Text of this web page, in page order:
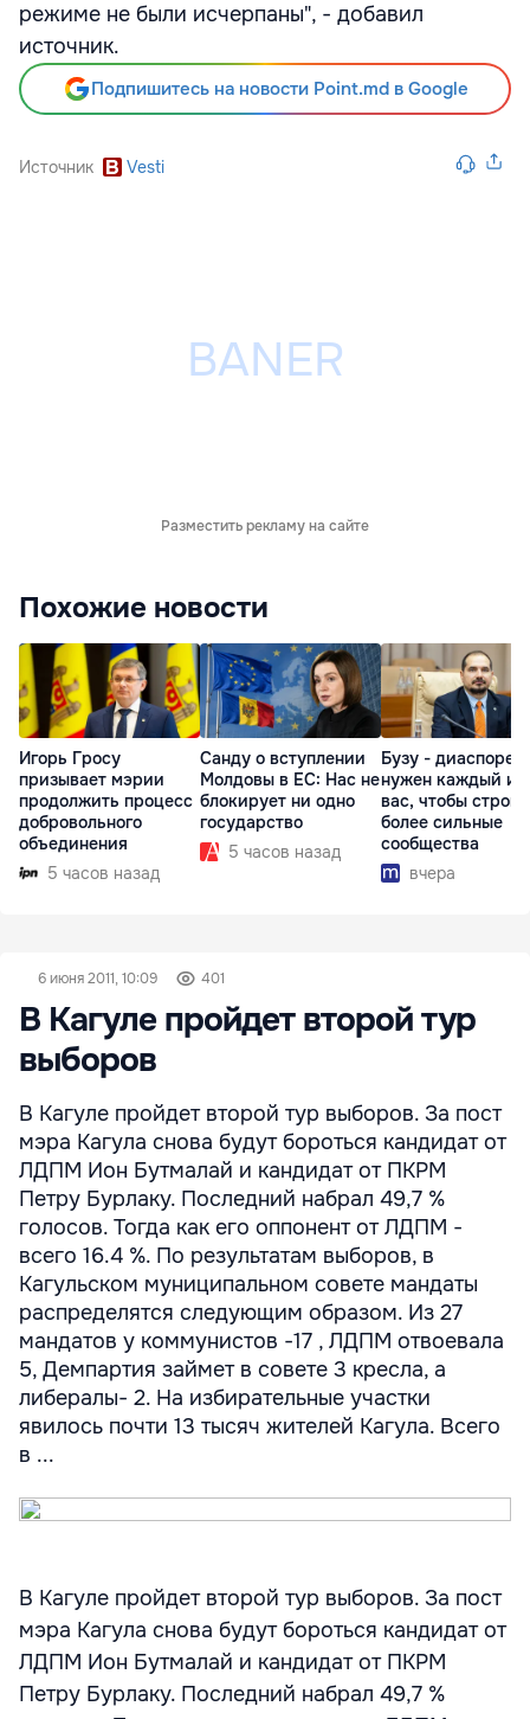
режиме не были исчерпаны", - добавил
источник.
Подпишитесь на новости Point.md в Google
Источник Vesti
Разместить рекламу на сайте
Похожие новости
Игорь Гросу
призывает мэрии
продолжить процесс
добровольного
объединения
5 часов назад
Санду о вступлении
Молдовы в ЕС: Нас не
блокирует ни одно
государство
5 часов назад
Бузу - диаспоре:
нужен каждый из
вас, чтобы
более сильные
сообщества
вчера
6 июня 2011, 10:09 401
В Кагуле пройдет второй тур
выборов
В Кагуле пройдет второй тур выборов. За пост
мэра Кагула снова будут бороться кандидат от
ЛДПМ Ион Бутмалай и кандидат от ПКРМ
Петру Бурлаку. Последний набрал 49,7 %
голосов. Тогда как его оппонент от ЛДПМ -
всего 16.4 %. По результатам выборов, в
Кагульском муниципальном совете мандаты
распределятся следующим образом. Из 27
мандатов у коммунистов -17 , ЛДПМ отвоевала
5, Демпартия займет в совете 3 кресла, а
либералы- 2. На избирательные участки
явилось почти 13 тысяч жителей Кагула. Всего
в ...
В Кагуле пройдет второй тур выборов. За пост
мэра Кагула снова будут бороться кандидат от
ЛДПМ Ион Бутмалай и кандидат от ПКРМ
Петру Бурлаку. Последний набрал 49,7 %